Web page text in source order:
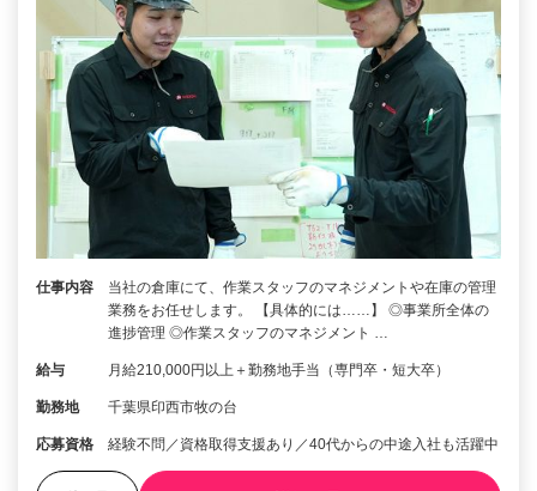
仕事内容
当社の倉庫にて、作業スタッフのマネジメントや在庫の管理
業務をお任せします。 【具体的には……】 ◎事業所全体の
進捗管理 ◎作業スタッフのマネジメント …
給与 月給210,000円以上＋勤務地手当（専門卒・短大卒）
勤務地 千葉県印西市牧の台
応募資格 経験不問／資格取得支援あり／40代からの中途入社も活躍中